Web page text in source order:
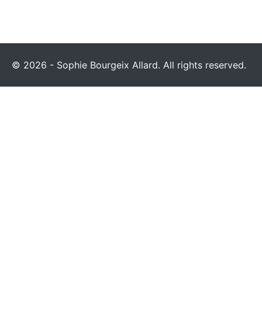
© 2026 - Sophie Bourgeix Allard. All rights reserved.